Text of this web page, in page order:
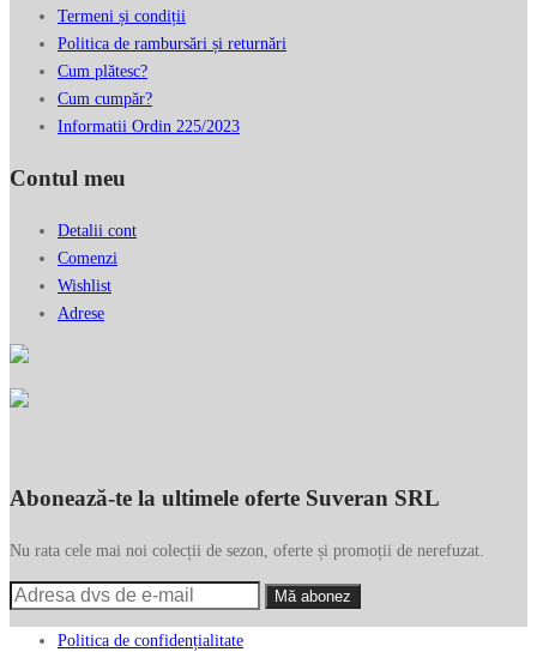
Termeni și condiții
Politica de rambursări și returnări
Cum plătesc?
Cum cumpăr?
Informatii Ordin 225/2023
Contul meu
Detalii cont
Comenzi
Wishlist
Adrese
Abonează-te la ultimele oferte Suveran SRL
Nu rata cele mai noi colecții de sezon, oferte și promoții de nerefuzat.
Politica de confidențialitate